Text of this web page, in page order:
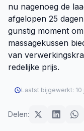
nu nagenoeg de
afgelopen 25
gunstig moment
massagekussen
van
redelijke prijs.
Laatst bijgewerkt:
Delen: